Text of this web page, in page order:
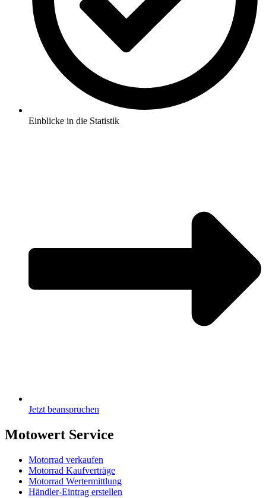
Einblicke in die Statistik
Jetzt beanspruchen
Motowert Service
Motorrad verkaufen
Motorrad Kaufverträge
Motorrad Wertermittlung
Händler-Eintrag erstellen